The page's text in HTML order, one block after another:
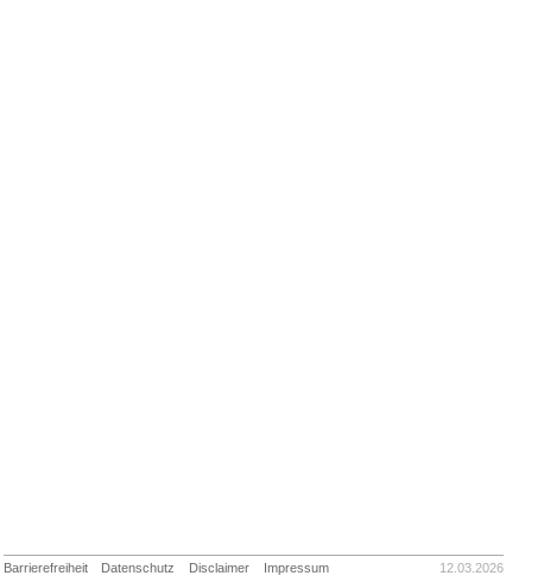
Barrierefreiheit Datenschutz Disclaimer Impressum 12.03.2026